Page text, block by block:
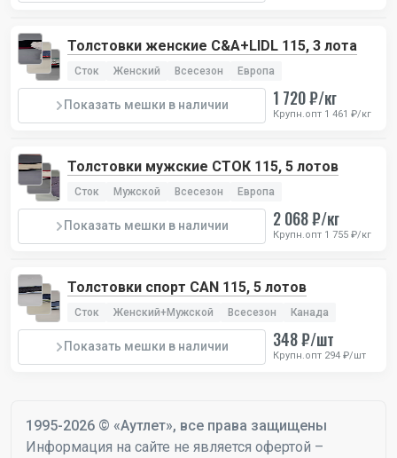
Толстовки женские C&A+LIDL 115, 3 лота
Сток Женский Всесезон Европа
Показать мешки в наличии 1 720 ₽/кг
Крупн.опт 1 461 ₽/кг
Толстовки мужские СТОК 115, 5 лотов
Сток Мужской Всесезон Европа
Показать мешки в наличии 2 068 ₽/кг
Крупн.опт 1 755 ₽/кг
Толстовки спорт CAN 115, 5 лотов
Сток Женский+Мужской Всесезон Канада
Показать мешки в наличии 348 ₽/шт
Крупн.опт 294 ₽/шт
1995-2026 © «Аутлет», все права защищены
Информация на сайте не является офертой –